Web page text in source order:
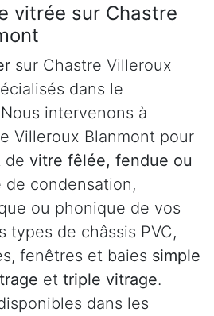
vitrée sur Chastre
sur Chastre Villeroux
dans le
intervenons à
Villeroux Blanmont pour
de vitre fêlée, fendue ou
de condensation,
ou phonique de vos
types de châssis PVC,
fenêtres et baies simple
et triple vitrage.
dans les